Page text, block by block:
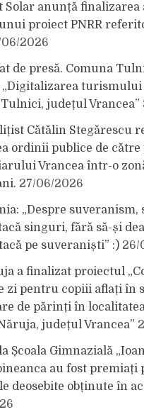
Solar anunță
proiect PNRR
2026
de presă. Comuna
turismului
județul Vrancea”
Cătălin Stegărescu
ordinii publice de către
Vrancea într-o
27/06/2026
„Despre
singuri, fără să-și
pe suveraniști” :) 26/
a finalizat proiectul
zi pentru copiii aflați în
de părinți în
județul Vrancea”
Școala Gimnazială
au fost premiați
deosebite obținute în